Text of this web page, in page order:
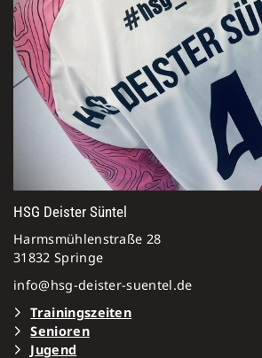
HSG Deister Süntel
Harmsmühlenstraße 28
31832 Springe
info@hsg-deister-suentel.de
Trainingszeiten
Senioren
Jugend